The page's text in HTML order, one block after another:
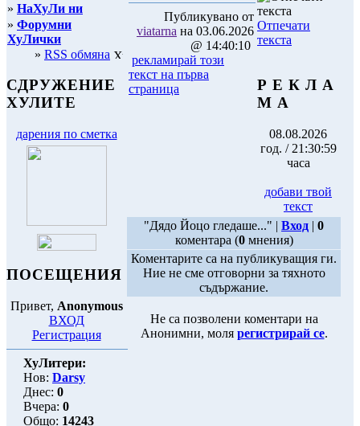
» НаХуЛи ни
» Форумни
ХуЛички
» RSS обмяна
СДРУЖЕНИЕ
ХУЛИТЕ
дарения по сметка
ПОСЕЩЕНИЯ
Привет, Anonymous
ВХОД
Регистрация
ХуЛитери:
Нов: Darsy
Днес: 0
Вчера: 0
Общо: 14243
Публикувано от
viatarna на 03.06.2026
@ 14:40:10
рекламирай този
текст на първа
страница
Отпечати
текста
Р Е К Л А
М А
08.08.2026
год. / 21:30:59
часа
добави твой
текст
"Дядо Йоцо гледаше..." | Вход | 0
коментара (0мнения)
Коментарите са на публикуващия ги.
Ние не сме отговорни за тяхното
съдържание.
Не са позволени коментари на
Анонимни, моля регистрирай се.